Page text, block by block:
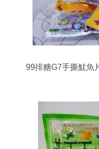
99排糖G7手撕魷魚